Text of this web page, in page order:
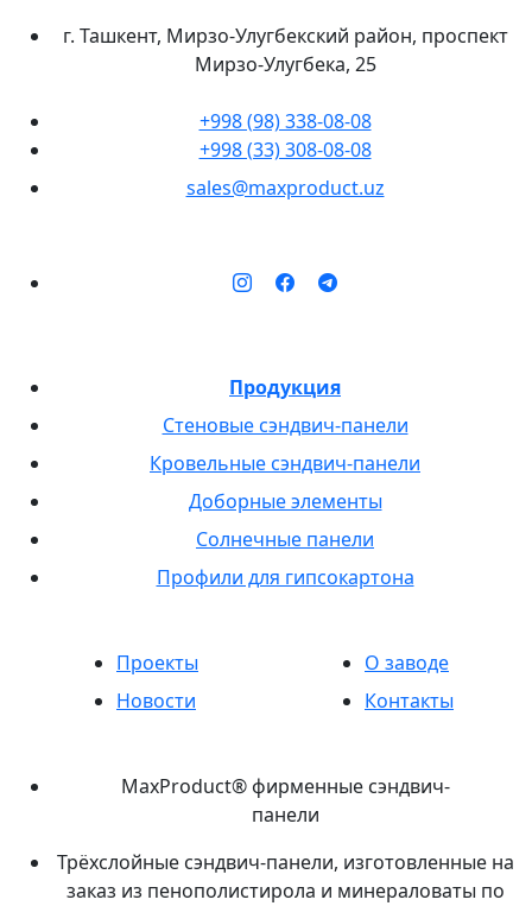
г. Ташкент, Мирзо-Улугбекский район, проспект
Мирзо-Улугбека, 25
+998 (98) 338-08-08
+998 (33) 308-08-08
sales@maxproduct.uz
Продукция
Стеновые сэндвич-панели
Кровельные сэндвич-панели
Доборные элементы
Солнечные панели
Профили для гипсокартона
Проекты
Новости
О заводе
Контакты
MaxProduct® фирменные сэндвич-
панели
Трёхслойные сэндвич-панели, изготовленные на
заказ из пенополистирола и минераловаты по